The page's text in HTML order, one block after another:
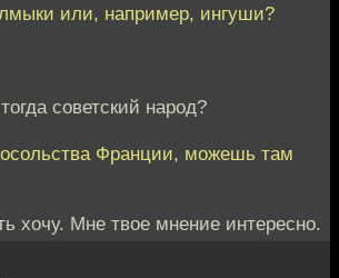
или, например, ингуши?
советский народ?
Франции, можешь там
хочу. Мне твое мнение интересно.